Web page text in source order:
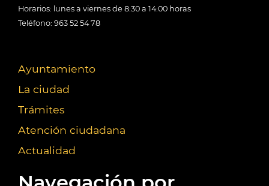
Horarios: lunes a viernes de 8:30 a 14:00 horas
Teléfono: 963 52 54 78
Ayuntamiento
La ciudad
Trámites
Atención ciudadana
Actualidad